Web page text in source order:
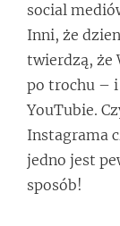
social
Inni, że
twierdzą, że
po trochu –
YouTubie.
Instagrama
jedno jest
sposób!